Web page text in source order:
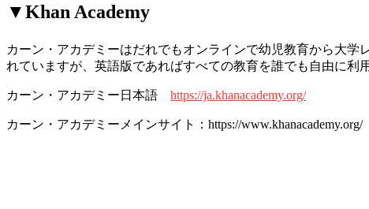
▼Khan Academy
カーン・アカデミーはだれでもオンラインで幼児教育から大
れていますが、英語版であればすべての教育を誰でも自由に利
カーン・アカデミー日本語 https://ja.khanacademy.org/
カーン・アカデミーメインサイト：https://www.khanacademy.org/